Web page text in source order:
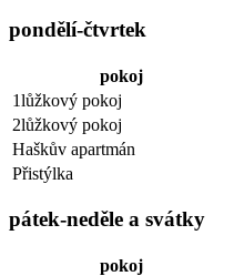
pondělí-čtvrtek
pokoj
1lůžkový pokoj
2lůžkový pokoj
Haškův apartmán
Přistýlka
pátek-neděle a svátky
pokoj